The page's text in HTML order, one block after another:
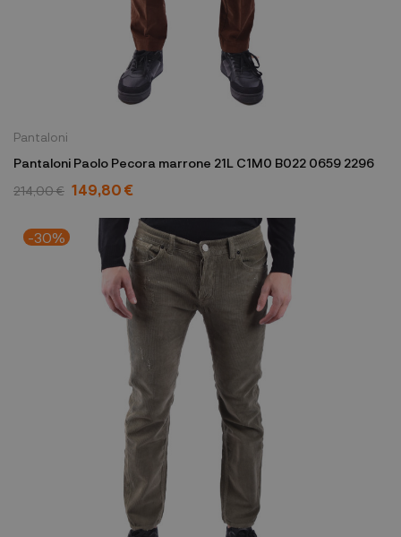
Pantaloni
Pantaloni Paolo Pecora marrone 21L C1M0 B022 0659 2296
214,00 € 149,80 €
-30%